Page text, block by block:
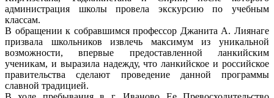
администрация школы провела экскурсию по учебным
классам.
В обращении к собравшимся профессор Джанита А. Лиянаге
призвала школьников извлечь максимум из уникальной
возможности, впервые предоставленной ланкийским
ученикам, и выразила надежду, что ланкийское и российское
правительства сделают проведение данной программы
славной традицией.